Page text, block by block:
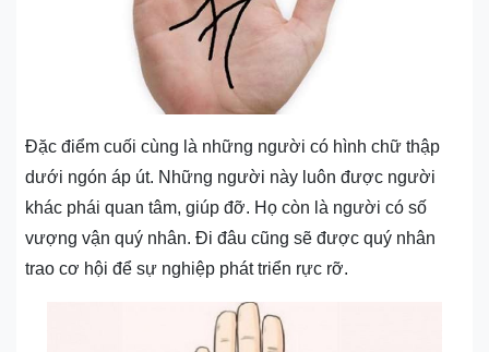
Đặc điểm cuối cùng là những người có hình chữ thập
dưới ngón áp út. Những người này luôn được người
khác phái quan tâm, giúp đỡ. Họ còn là người có số
vượng vận quý nhân. Đi đâu cũng sẽ được quý nhân
trao cơ hội để sự nghiệp phát triển rực rỡ.